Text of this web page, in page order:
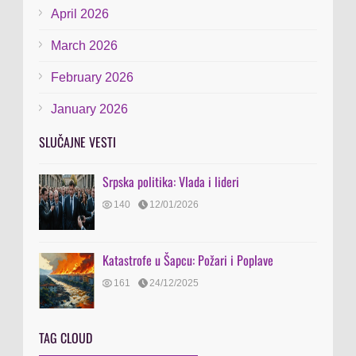
April 2026
March 2026
February 2026
January 2026
SLUČAJNE VESTI
Srpska politika: Vlada i lideri
140 12/01/2026
Katastrofe u Šapcu: Požari i Poplave
161 24/12/2025
TAG CLOUD